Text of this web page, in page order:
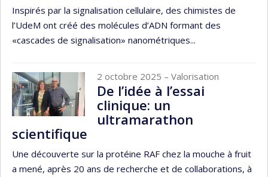
Inspirés par la signalisation cellulaire, des chimistes de
l’UdeM ont créé des molécules d’ADN formant des
«cascades de signalisation» nanométriques...
2 octobre 2025 – Valorisation
De l’idée à l’essai
clinique: un
ultramarathon
scientifique
Une découverte sur la protéine RAF chez la mouche à fruit
a mené, après 20 ans de recherche et de collaborations, à